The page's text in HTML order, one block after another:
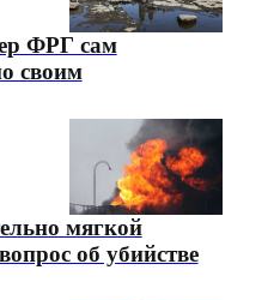
ФРГ сам
своим
мягкой
об убийстве